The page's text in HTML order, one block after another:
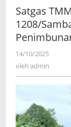
Satgas
1208/
14/10/2025
oleh admin